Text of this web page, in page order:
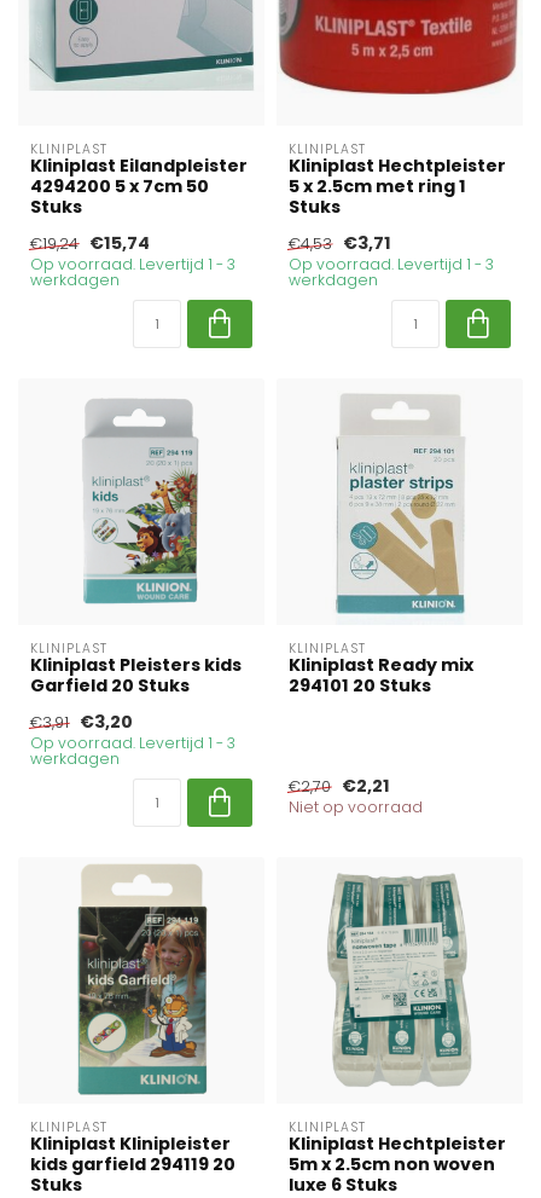
KLINIPLAST
Kliniplast Eilandpleister
4294200 5 x 7cm 50
Stuks
€19,24 €15,74
Op voorraad. Levertijd 1 - 3
werkdagen
KLINIPLAST
Kliniplast Hechtpleister
5 x 2.5cm met ring 1
Stuks
€4,53 €3,71
Op voorraad. Levertijd 1 - 3
werkdagen
KLINIPLAST
Kliniplast Pleisters kids
Garfield 20 Stuks
€3,91 €3,20
Op voorraad. Levertijd 1 - 3
werkdagen
KLINIPLAST
Kliniplast Ready mix
294101 20 Stuks
€2,70 €2,21
Niet op voorraad
KLINIPLAST
Kliniplast Klinipleister
kids garfield 294119 20
Stuks
KLINIPLAST
Kliniplast Hechtpleister
5m x 2.5cm non woven
luxe 6 Stuks